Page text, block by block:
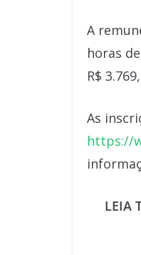
A
horas
R$
As
https://
LEIA